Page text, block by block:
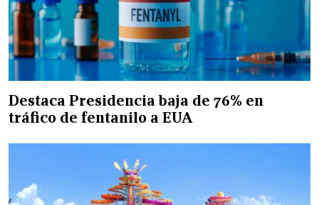
Destaca Presidencia baja de 76% en
tráfico de fentanilo a EUA